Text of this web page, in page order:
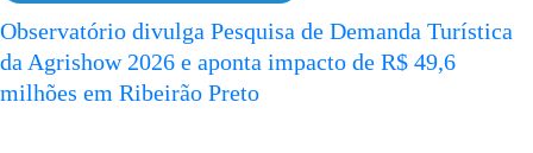
Observatório divulga Pesquisa de Demanda Turística
da Agrishow 2026 e aponta impacto de R$ 49,6
milhões em Ribeirão Preto